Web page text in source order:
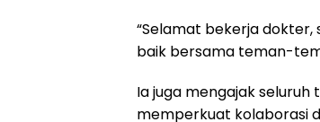
“Selamat bekerja
baik bersama teman-
Ia juga mengajak
memperkuat kolaborasi